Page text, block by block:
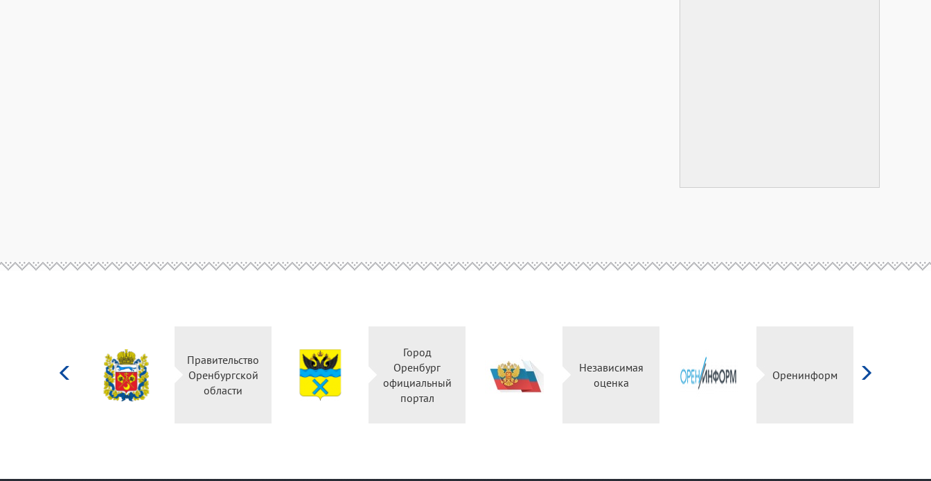
Правительство
Оренбургской
области
Город
Оренбург
официальный
портал
Независимая
оценка
Оренинформ